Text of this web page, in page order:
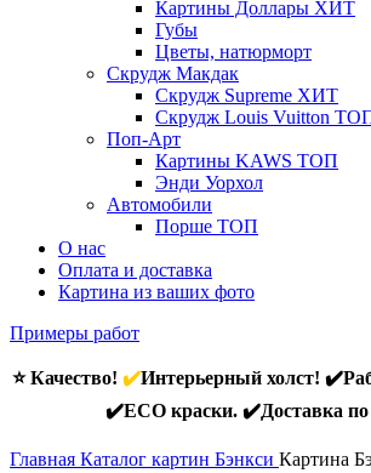
Картины Доллары ХИТ
Губы
Цветы, натюрморт
Скрудж Макдак
Скрудж Supreme ХИТ
Скрудж Louis Vuitton
Поп-Арт
Картины KAWS ТОП
Энди Уорхол
Автомобили
Порше ТОП
О нас
Оплата и доставка
Картина из ваших фото
Примеры работ
⭐ Качество! ✔️Интерьерный холст!
✔️ECO краски. ✔️Доставка по
Главная Каталог картин Бэнкси Картина